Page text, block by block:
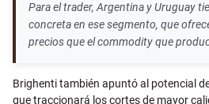
Para el trader, Argentina y Uruguay
concreta en ese segmento, que
precios que el commodity que
Brighenti también apuntó al potencial
que traccionará los cortes de mayor